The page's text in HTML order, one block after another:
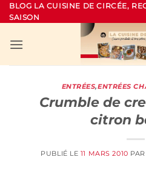
Passer
au
BLOG LA CUISINE DE CIRCÉE,
SAISON
ENTRÉES,ENTRÉES
Crumble de
citron
PUBLIÉ LE 11 MARS 2010 PAR